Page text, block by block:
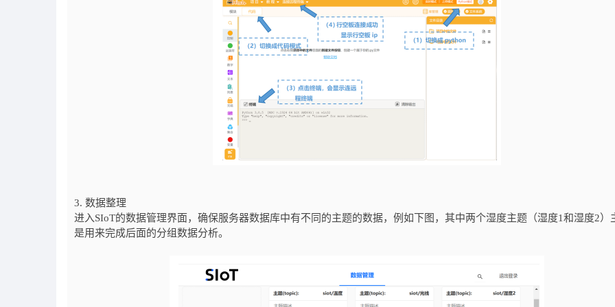
3. 数据整理
进入SIoT的数据管理界面，确保服务器数据库中有不同的主题的数据，例如下图，其中两个湿度主题（湿度1和湿度2）
是用来完成后面的分组数据分析。